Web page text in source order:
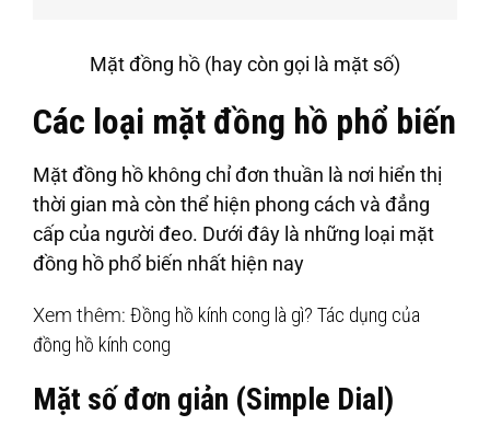
Mặt đồng hồ (hay còn gọi là mặt số)
Các loại mặt đồng hồ phổ biến
Mặt đồng hồ không chỉ đơn thuần là nơi hiển thị
thời gian mà còn thể hiện phong cách và đẳng
cấp của người đeo. Dưới đây là những loại mặt
đồng hồ phổ biến nhất hiện nay
Xem thêm: Đồng hồ kính cong là gì? Tác dụng của
đồng hồ kính cong
Mặt số đơn giản (Simple Dial)